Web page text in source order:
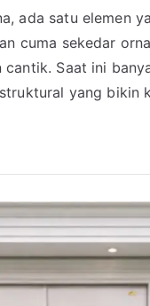
ada satu elemen
cuma sekedar
Saat ini
yang bikin